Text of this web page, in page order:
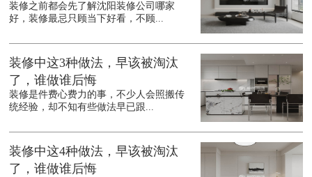
装修之前都会先了解沈阳装修公司哪家
好，装修最忌只顾当下好看，不顾...
装修中这3种做法，早该被淘汰
了，谁做谁后悔
装修是件费心费力的事，不少人会照搬传
统经验，却不知有些做法早已跟...
装修中这4种做法，早该被淘汰
了，谁做谁后悔